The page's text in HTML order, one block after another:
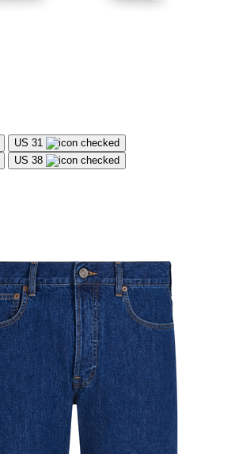
US 31
US 38